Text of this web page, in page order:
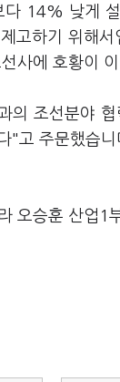
14% 낮게
고하기 위해
사에 호황이
의 조선분야
"고 주문했습니
오승훈 산업1